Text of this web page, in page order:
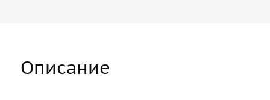
Описание